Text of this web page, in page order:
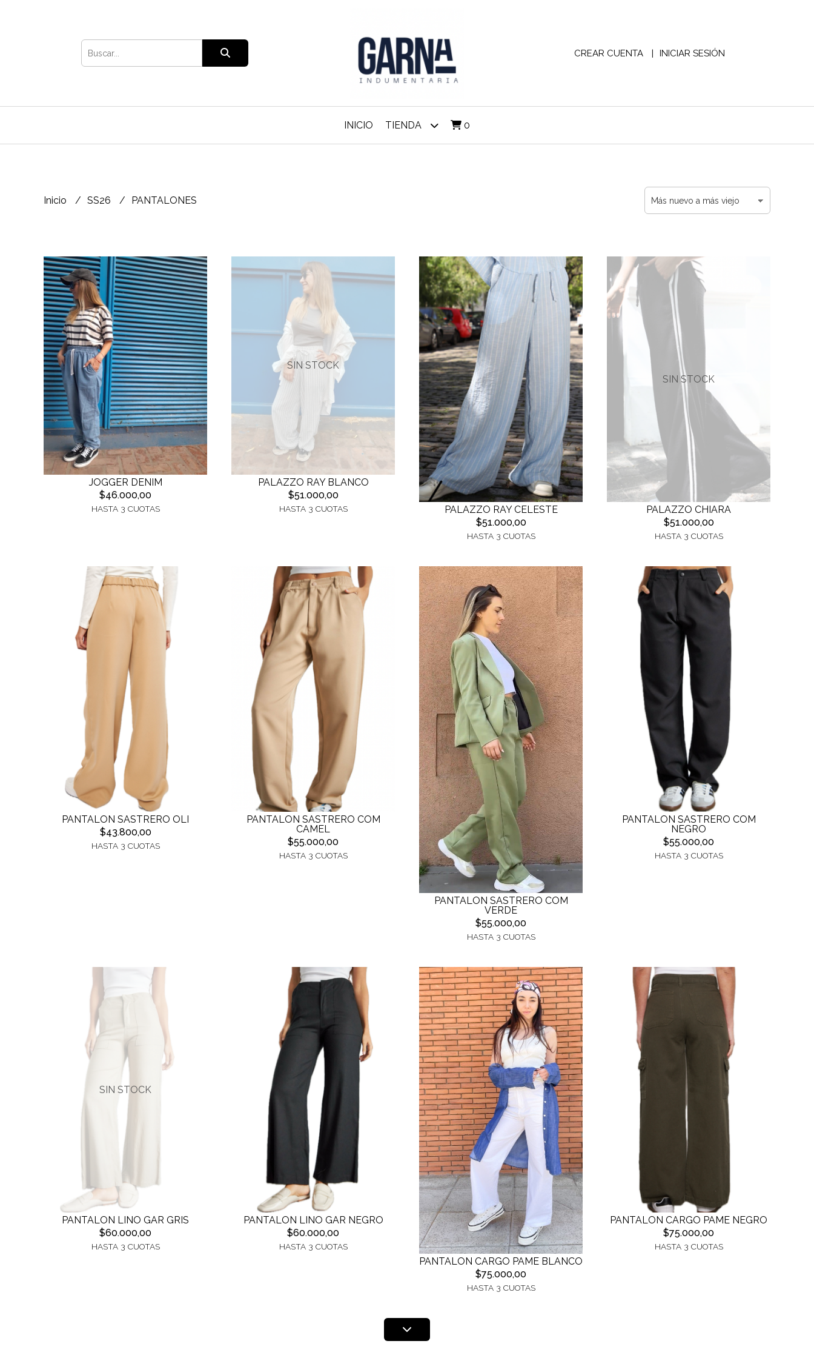
CREAR CUENTA INICIAR SESIÓN
INICIO TIENDA 0
Inicio SS26 PANTALONES
JOGGER DENIM
$46.000,00
HASTA 3 CUOTAS
SIN STOCK
PALAZZO RAY BLANCO
$51.000,00
HASTA 3 CUOTAS
PALAZZO RAY CELESTE
$51.000,00
HASTA 3 CUOTAS
SIN STOCK
PALAZZO CHIARA
$51.000,00
HASTA 3 CUOTAS
PANTALON SASTRERO OLI
$43.800,00
HASTA 3 CUOTAS
PANTALON SASTRERO COM
CAMEL
$55.000,00
HASTA 3 CUOTAS
PANTALON SASTRERO COM
VERDE
$55.000,00
HASTA 3 CUOTAS
PANTALON SASTRERO COM
NEGRO
$55.000,00
HASTA 3 CUOTAS
SIN STOCK
PANTALON LINO GAR GRIS
$60.000,00
HASTA 3 CUOTAS
PANTALON LINO GAR NEGRO
$60.000,00
HASTA 3 CUOTAS
PANTALON CARGO PAME BLANCO
$75.000,00
HASTA 3 CUOTAS
PANTALON CARGO PAME NEGRO
$75.000,00
HASTA 3 CUOTAS